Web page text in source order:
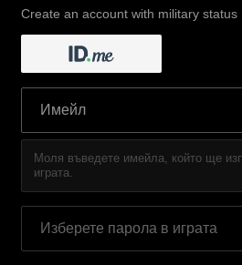
Create an account with military status
Моля въведете имейла, който ще
играта.